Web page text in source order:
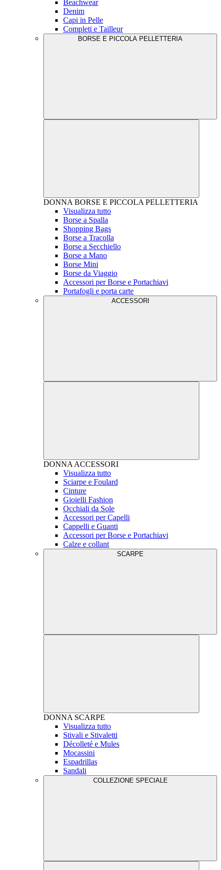
Beachwear
Denim
Capi in Pelle
Completi e Tailleur
BORSE E PICCOLA PELLETTERIA
DONNA BORSE E PICCOLA PELLETTERIA
Visualizza tutto
Borse a Spalla
Shopping Bags
Borse a Tracolla
Borse a Secchiello
Borse a Mano
Borse Mini
Borse da Viaggio
Accessori per Borse e Portachiavi
Portafogli e porta carte
ACCESSORI
DONNA ACCESSORI
Visualizza tutto
Sciarpe e Foulard
Cinture
Gioielli Fashion
Occhiali da Sole
Accessori per Capelli
Cappelli e Guanti
Accessori per Borse e Portachiavi
Calze e collant
SCARPE
DONNA SCARPE
Visualizza tutto
Stivali e Stivaletti
Décolleté e Mules
Mocassini
Espadrillas
Sandali
COLLEZIONE SPECIALE